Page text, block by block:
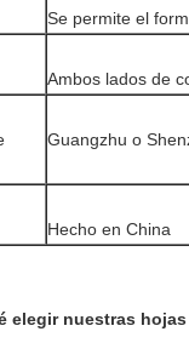
Se permite el
Ambos lados de
Guangzhu o
Hecho en China
elegir nuestras